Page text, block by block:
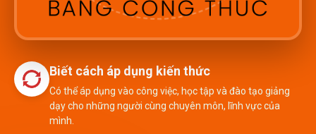
Biết cách áp dụng kiến thức
Có thể áp dụng vào công việc, học tập và đào tạo giảng
dạy cho những người cùng chuyên môn, lĩnh vực của
mình.